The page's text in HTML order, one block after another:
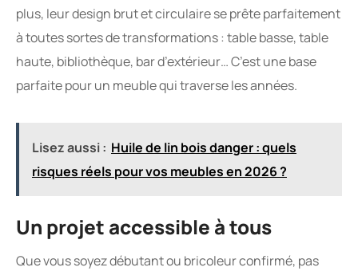
plus, leur design brut et circulaire se prête parfaitement
à toutes sortes de transformations : table basse, table
haute, bibliothèque, bar d’extérieur… C’est une base
parfaite pour un meuble qui traverse les années.
Lisez aussi : Huile de lin bois danger : quels
risques réels pour vos meubles en 2026 ?
Un projet accessible à tous
Que vous soyez débutant ou bricoleur confirmé, pas